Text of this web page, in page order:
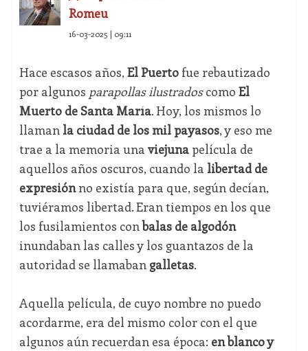
Romeu
16-03-2025 | 09:11
Hace escasos años, El Puertofue rebautizado
por algunos parapollas ilustradoscomo El
Muerto de Santa María. Hoy, los mismos lo
llaman la ciudad de los mil payasos, y eso me
trae a la memoria una viejunapelícula de
aquellos años oscuros, cuando la libertad de
expresiónno existía para que, según decían,
tuviéramos libertad. Eran tiempos en los que
los fusilamientos conbalas de algodón
inundaban las calles y los guantazos de la
autoridad se llamaban galletas.
Aquella película, de cuyo nombre no puedo
acordarme, era del mismo color con el que
algunos aún recuerdan esa época: en blanco y